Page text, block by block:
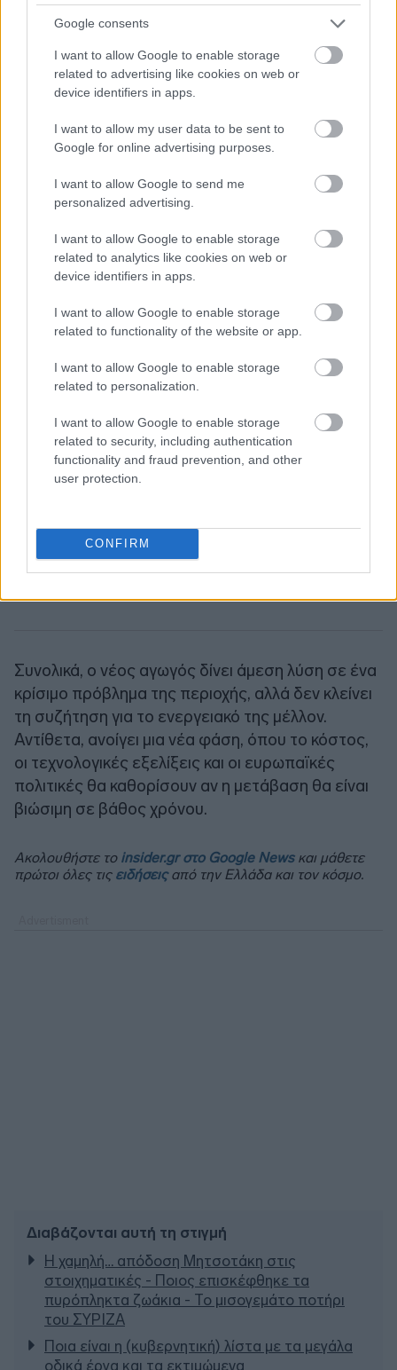
Google consents
I want to allow Google to enable storage
related to advertising like cookies on web or
device identifiers in apps.
I want to allow my user data to be sent to
Google for online advertising purposes.
I want to allow Google to send me
personalized advertising.
I want to allow Google to enable storage
related to analytics like cookies on web or
device identifiers in apps.
I want to allow Google to enable storage
related to functionality of the website or app.
I want to allow Google to enable storage
related to personalization.
I want to allow Google to enable storage
related to security, including authentication
functionality and fraud prevention, and other
user protection.
CONFIRM
από την πρόοδο των σχετικών έργων και από το
αν θα διαμορφωθεί μια πραγματική αγορά γύρω
από το υδρογόνο.
Συνολικά, ο νέος αγωγός δίνει άμεση λύση σε ένα
κρίσιμο πρόβλημα της περιοχής, αλλά δεν κλείνει
τη συζήτηση για το ενεργειακό της μέλλον.
Αντίθετα, ανοίγει μια νέα φάση, όπου το κόστος,
οι τεχνολογικές εξελίξεις και οι ευρωπαϊκές
πολιτικές θα καθορίσουν αν η μετάβαση θα είναι
βιώσιμη σε βάθος χρόνου.
Ακολουθήστε το insider.gr στο Google Newsκαι μάθετε
πρώτοι όλες τις ειδήσειςαπό την Ελλάδα και τον κόσμο.
Διαβάζονται αυτή τη στιγμή
Η χαμηλή… απόδοση Μητσοτάκη στις
στοιχηματικές - Ποιος επισκέφθηκε τα
πυρόπληκτα ζωάκια - Το μισογεμάτο ποτήρι
του ΣΥΡΙΖΑ
Ποια είναι η (κυβερνητική) λίστα με τα μεγάλα
οδικά έργα και τα εκτιμώμενα